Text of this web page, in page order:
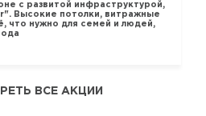
с развитой инфраструктурой,
Высокие потолки, витражные
что нужно для семей и людей,
ВСЕ АКЦИИ